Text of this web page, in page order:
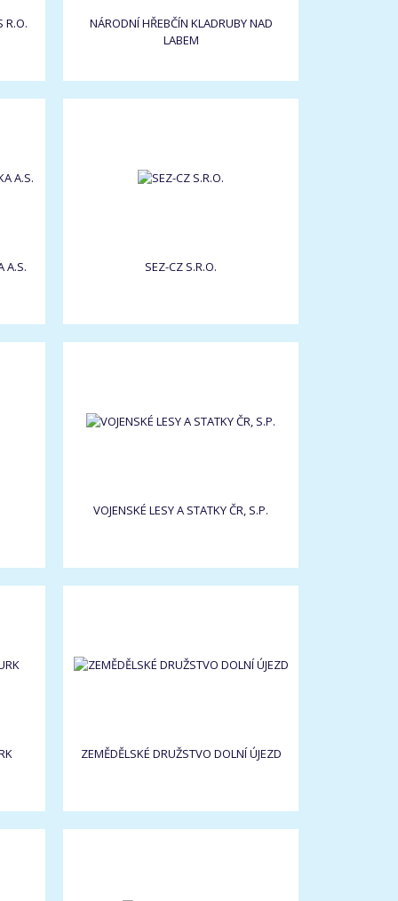
R.O.
NÁRODNÍ HŘEBČÍN KLADRUBY NAD
LABEM
A.S. SEZ-CZ S.R.O.
VOJENSKÉ LESY A STATKY ČR, S.P.
ZEMĚDĚLSKÉ DRUŽSTVO DOLNÍ ÚJEZD